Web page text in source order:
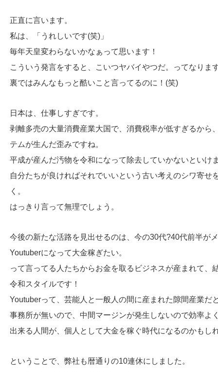
正直に言います。
私は、「うれしいです(笑)」
毎年天皇変わらないかなぁって思います！
こういう発言をすると、こいつヤバイやつだ。ってなりま
裏ではみんなもっと酷いこと言ってるのに！(笑)
日本は、仕事しすぎです。
剥離多売の大量消費産業大国で、消費税率が低すぎるから
テムが生んだ歪みですね。
平成が産んだ汚物を令和になって除去していかないといけ
自分たちが良ければそれでいいという古い考えのシワ寄
く。
はっきり言って無理でしょう。
今後の新たな活路を見出せるのは、今の30代?40代前半が
Youtuberになって大金稼ぎたい。
って言ってる人たちからお金を取るビジネスが産まれて、
令和スタイルです！
Youtuberって、芸能人と一般人の間に産まれた隙間産業だ
事務所が無いので、中間マージンが発生しないので効率よ
出来る人間が、個人として大金を稼ぐ時代になるのかもし
ということで、弊社も暦通りの10連休にしました。